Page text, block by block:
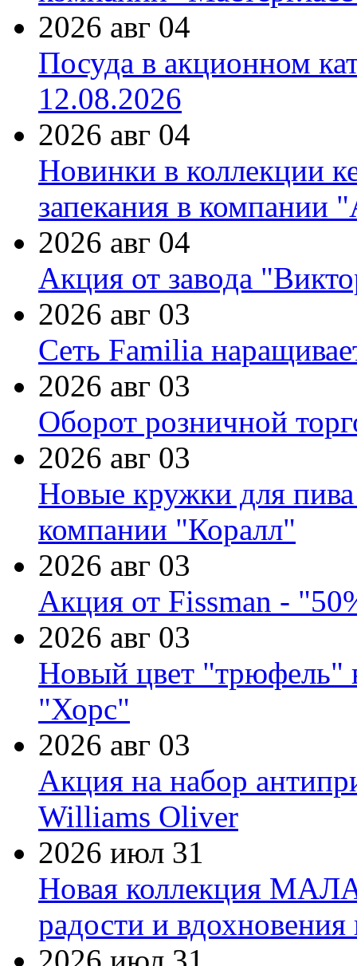
2026 авг 04
Посуда в акционном
12.08.2026
2026 авг 04
Новинки в коллекции
запекания в компании
2026 авг 04
Акция от завода
2026 авг 03
Сеть Familia
2026 авг 03
Оборот розничной
2026 авг 03
Новые кружки для
компании "Коралл"
2026 авг 03
Акция от Fissman -
2026 авг 03
Новый цвет "трюфель"
"Хорс"
2026 авг 03
Акция на набор
Williams Oliver
2026 июл 31
Новая коллекция
радости и